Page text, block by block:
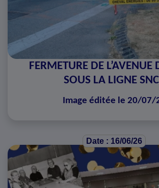
FERMETURE DE L’AVENUE
SOUS LA LIGNE
Image éditée le 20/07/
Date : 16/06/26